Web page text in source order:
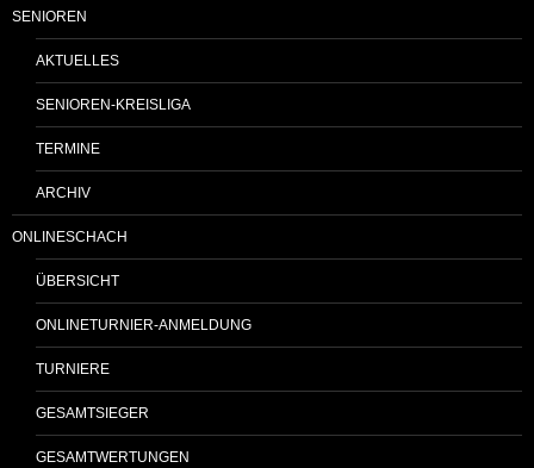
SENIOREN
AKTUELLES
SENIOREN-KREISLIGA
TERMINE
ARCHIV
ONLINESCHACH
ÜBERSICHT
ONLINETURNIER-ANMELDUNG
TURNIERE
GESAMTSIEGER
GESAMTWERTUNGEN